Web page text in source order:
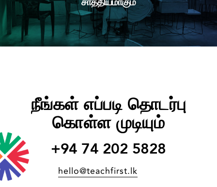
நீங்கள் எப்படி தொடர்பு
கொள்ள முடியும்
+94 74 202 5828
hello@teachfirst.lk